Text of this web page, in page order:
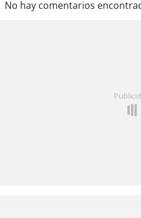
No hay comentarios